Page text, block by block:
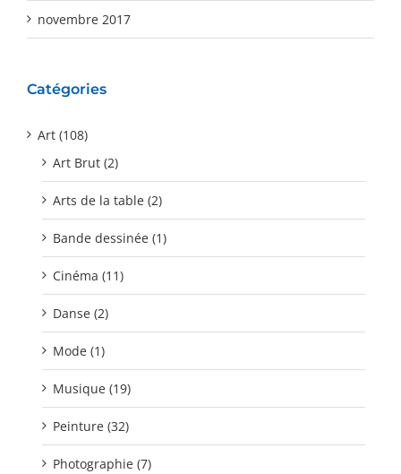
novembre 2017
Catégories
Art (108)
Art Brut (2)
Arts de la table (2)
Bande dessinée (1)
Cinéma (11)
Danse (2)
Mode (1)
Musique (19)
Peinture (32)
Photographie (7)